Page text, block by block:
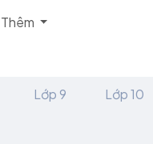
Thêm
Lớp 9 Lớp 10